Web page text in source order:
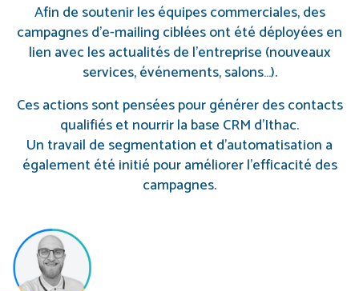
Afin de soutenir les équipes commerciales, des
campagnes d’e-mailing ciblées ont été déployées en
lien avec les actualités de l’entreprise (nouveaux
services, événements, salons…).
Ces actions sont pensées pour générer des contacts
qualifiés et nourrir la base CRM d’Ithac.
Un travail de segmentation et d’automatisation a
également été initié pour améliorer l’efficacité des
campagnes.